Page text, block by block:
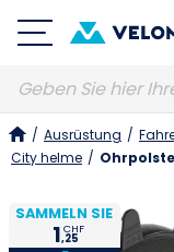
/ Ausrüstung /
City helme /
SAMMELN SIE
1,25
CHF